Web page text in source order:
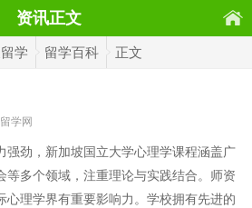
资讯正文
学 留学百科 正文
学网
强劲，新加坡国立大学心理学课程涵盖广
等多个领域，注重理论与实践结合。师资
心理学界有重要影响力。学校拥有先进的